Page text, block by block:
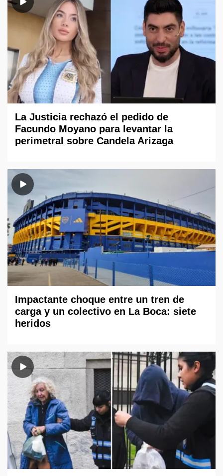
La Justicia rechazó el pedido de
Facundo Moyano para levantar la
perimetral sobre Candela Arizaga
Impactante choque entre un tren de
carga y un colectivo en La Boca: siete
heridos